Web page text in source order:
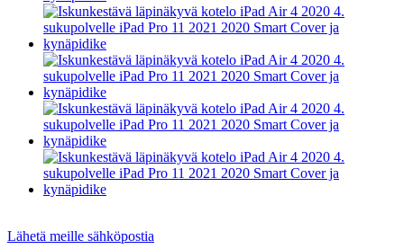
Lähetä meille sähköpostia